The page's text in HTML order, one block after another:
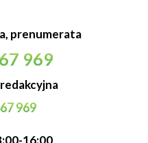
prenumerata
969
969
16:00